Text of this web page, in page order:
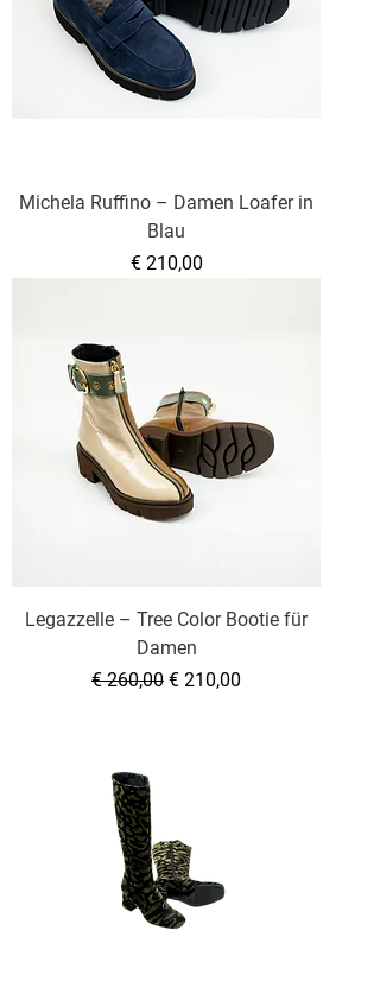
Michela Ruffino – Damen Loafer in
Blau
Preis
€ 210,00
Legazzelle – Tree Color Bootie für
Damen
Standardpreis
€ 260,00 Sale-Preis
€ 210,00